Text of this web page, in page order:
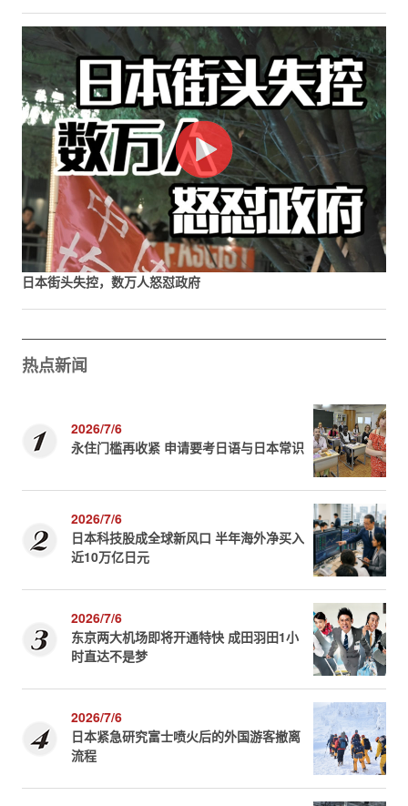
日本街头失控，数万人怒怼政府
热点新闻
2026/7/6
永住门槛再收紧 申请要考日语与日本常识
2026/7/6
日本科技股成全球新风口 半年海外净买入
近10万亿日元
2026/7/6
东京两大机场即将开通特快 成田羽田1小
时直达不是梦
2026/7/6
日本紧急研究富士喷火后的外国游客撤离
流程